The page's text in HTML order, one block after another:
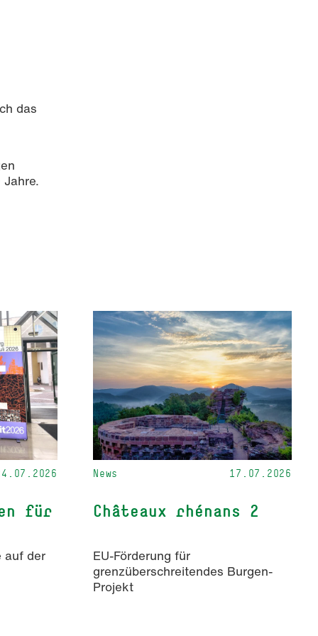
das
für
auf der
News 17.07.2026
Châteaux rhénans 2
EU-Förderung für
grenzüberschreitendes Burgen-
Projekt